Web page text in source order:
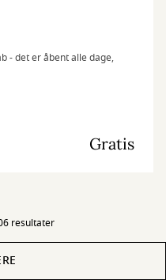
- det er åbent alle dage,
Gratis
resultater